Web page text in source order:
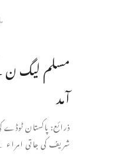
مسلم لیگ ن
آمد
ذرائع: پاکستان
شریف کی جاتی امراء